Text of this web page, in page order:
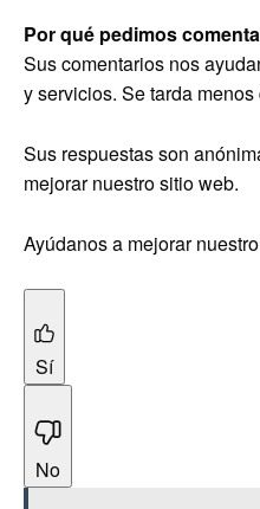
Por qué pedimos
Sus comentarios nos
y servicios. Se tarda
Sus respuestas son
mejorar nuestro sitio web.
Ayúdanos a mejorar
Sí
No